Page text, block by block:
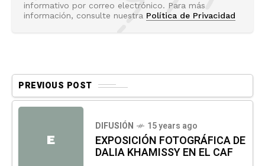
informativo por correo electrónico. Para más
información, consulte nuestra Política de Privacidad
PREVIOUS POST
E
DIFUSIÓN 15 years ago
EXPOSICIÓN FOTOGRÁFICA DE
DALIA KHAMISSY EN EL CAF